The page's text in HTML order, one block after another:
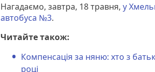
Нагадаємо, завтра, 18 травня, у
автобуса №3.
Читайте також:
Компенсація за няню: хто з
році